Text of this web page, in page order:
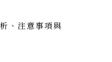
、注意事項與